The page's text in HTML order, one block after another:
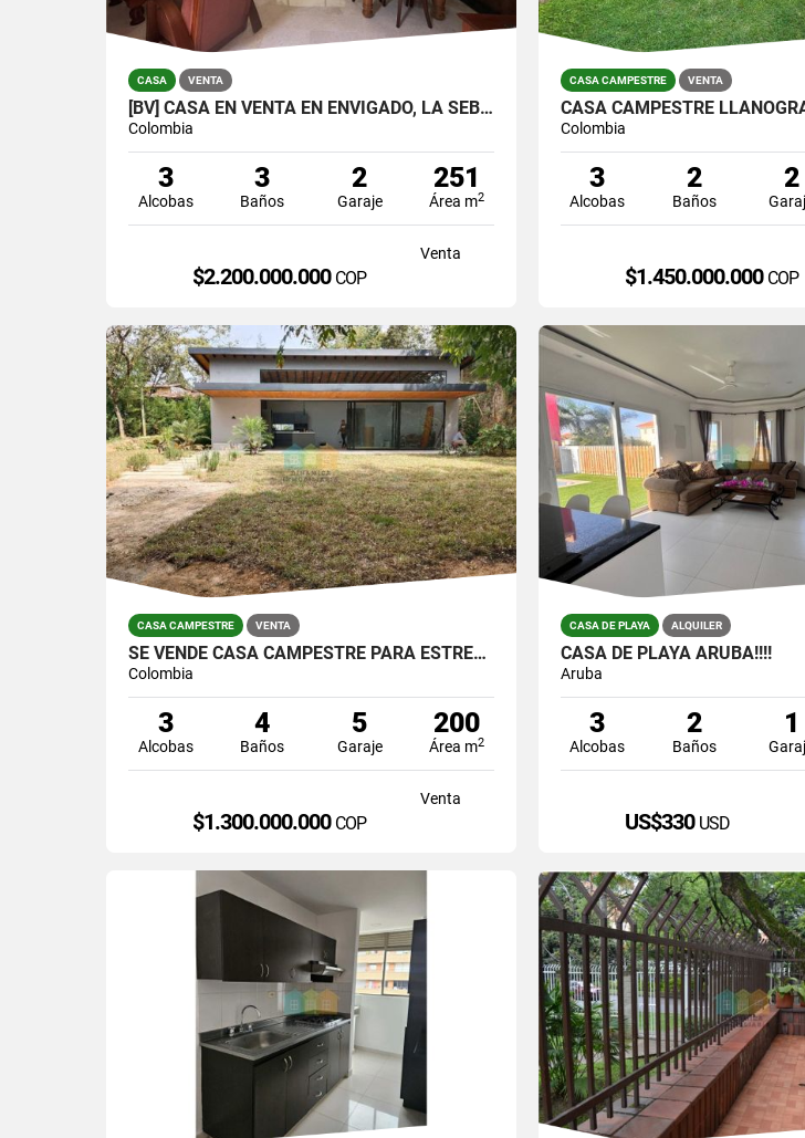
CASA VENTA
[BV] CASA EN VENTA EN ENVIGADO, LA SEBASTIANA
Colombia
3
Alcobas
3
Baños
2
Garaje
251
Área m2
Venta
$2.200.000.000 COP
CASA CAMPESTRE VENTA
Colombia
3
Alcobas
2
Baños
2
$1.450.000.000 COP
CASA CAMPESTRE VENTA
SE VENDE CASA CAMPESTRE PARA ESTRENAR EN GUARNE VEREDA EL MOLINO.
Colombia
3
Alcobas
4
Baños
5
Garaje
200
Área m2
Venta
$1.300.000.000 COP
CASA DE PLAYA ALQUILER
CASA DE PLAYA ARUBA!!!!
Aruba
3
Alcobas
2
Baños
1
US$330 USD